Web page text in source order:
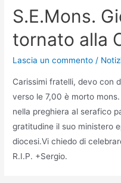
S.E.Mons.
tornato alla
Lascia un commento /
Carissimi fratelli, devo con
verso le 7,00 è morto
nella preghiera al serafico
gratitudine il suo ministero
diocesi.Vi chiedo di
R.I.P. +Sergio.